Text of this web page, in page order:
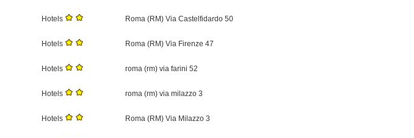
Hotels Roma (RM) Via Castelfidardo 50
Hotels Roma (RM) Via Firenze 47
Hotels roma (rm) via farini 52
Hotels roma (rm) via milazzo 3
Hotels Roma (RM) Via Milazzo 3